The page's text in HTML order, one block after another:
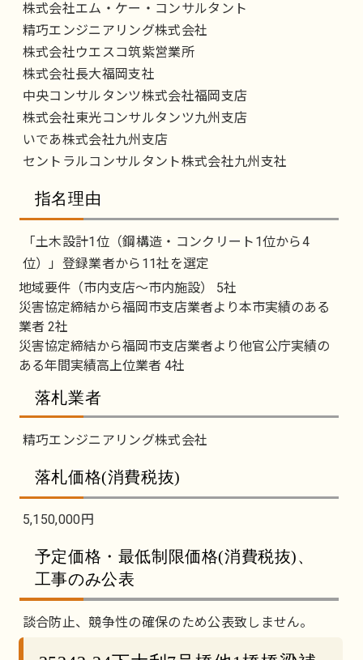
株式会社エム・ケー・コンサルタント
精巧エンジニアリング株式会社
株式会社ウエスコ筑紫営業所
株式会社長大福岡支社
中央コンサルタンツ株式会社福岡支店
株式会社東光コンサルタンツ九州支店
いであ株式会社九州支店
セントラルコンサルタント株式会社九州支社
指名理由
「土木設計1位（鋼構造・コンクリート1位から4
位）」登録業者から11社を選定
地域要件（市内支店～市内施設） 5社
災害協定締結から福岡市支店業者より本市実績のある
業者 2社
災害協定締結から福岡市支店業者より他官公庁実績の
ある年間実績高上位業者 4社
落札業者
精巧エンジニアリング株式会社
落札価格(消費税抜)
5,150,000円
予定価格・最低制限価格(消費税抜)、
工事のみ公表
談合防止、競争性の確保のため公表致しません。